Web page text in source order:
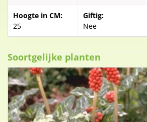
Hoogte in CM:
25
Giftig:
Nee
Soortgelijke planten